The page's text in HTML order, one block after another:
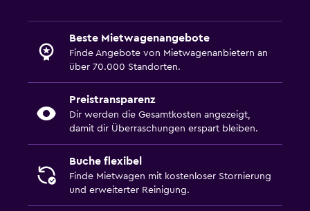
Beste Mietwagenangebote
Finde Angebote von Mietwagenanbietern an
über 70.000 Standorten.
Preistransparenz
Dir werden die Gesamtkosten angezeigt,
damit dir Überraschungen erspart bleiben.
Buche flexibel
Finde Mietwagen mit kostenloser Stornierung
und erweiterter Reinigung.